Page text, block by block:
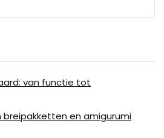
van functie tot
breipakketten en amigurumi